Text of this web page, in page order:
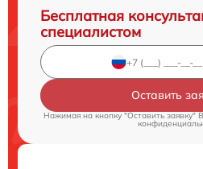
Бесплатная
специалистом
Оставить
Нажимая на кнопку "Оставить заявку"